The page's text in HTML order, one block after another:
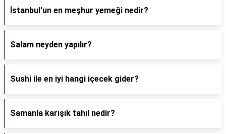
İstanbul'un en meşhur yemeği nedir?
Salam neyden yapılır?
Sushi ile en iyi hangi içecek gider?
Samanla karışık tahıl nedir?